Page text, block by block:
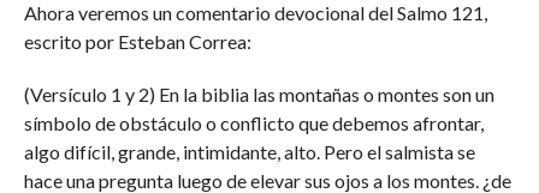
Ahora veremos un comentario devocional del Salmo 121,
escrito por Esteban Correa:
(Versículo 1 y 2) En la biblia las montañas o montes son un
símbolo de obstáculo o conflicto que debemos afrontar,
algo difícil, grande, intimidante, alto. Pero el salmista se
hace una pregunta luego de elevar sus ojos a los montes. ¿de